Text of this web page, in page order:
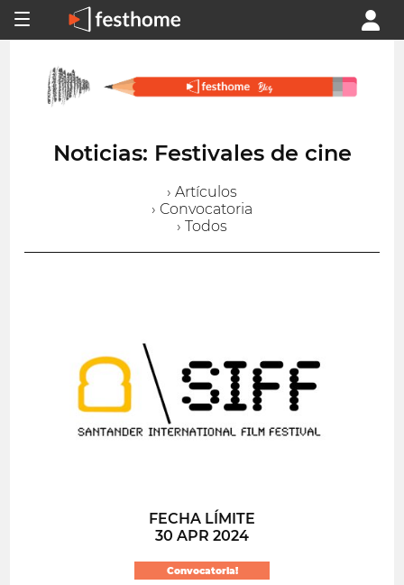
Noticias: Festivales de cine
› Artículos
› Convocatoria
› Todos
FECHA LÍMITE
30 APR 2024
Convocatoria!